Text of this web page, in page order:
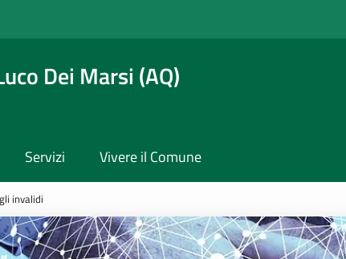
Dei Marsi (AQ)
Servizi Vivere il Comune
invalidi